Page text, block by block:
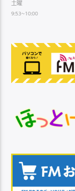
土曜
9:53~10:00